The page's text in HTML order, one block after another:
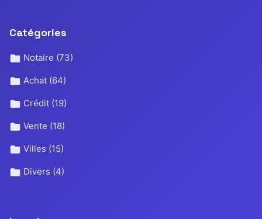
Catégories
Notaire (73)
Achat (64)
Crédit (19)
Vente (18)
Villes (15)
Divers (4)